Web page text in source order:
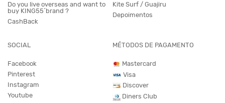
Do you live overseas and want to
buy KING55´brand ?
CashBack
Kite Surf / Guajiru
Depoimentos
SOCIAL
Facebook
Pinterest
Instagram
Youtube
MÉTODOS DE PAGAMENTO
Mastercard
Visa
Discover
Diners Club